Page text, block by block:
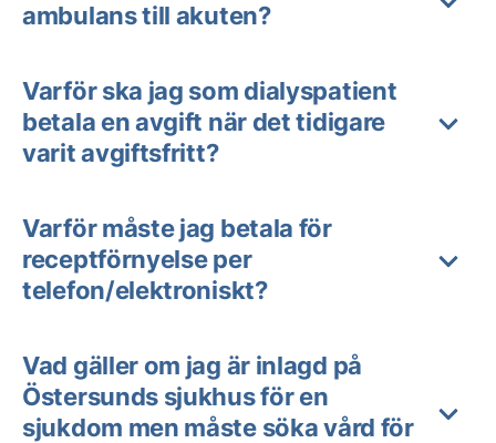
ambulans till akuten?
Varför ska jag som dialyspatient
betala en avgift när det tidigare
varit avgiftsfritt?
Varför måste jag betala för
receptförnyelse per
telefon/elektroniskt?
Vad gäller om jag är inlagd på
Östersunds sjukhus för en
sjukdom men måste söka vård för